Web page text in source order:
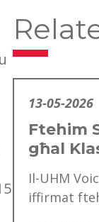
13-05-2026
Ftehim
għal
Il-UHM
iffirmat